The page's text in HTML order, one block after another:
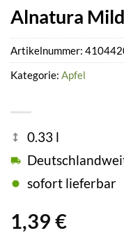
Alnatura
1,39 €
0.33 l
sofort lieferbar
Artikelnummer:
Kategorie: Apfel